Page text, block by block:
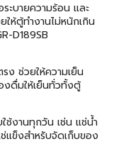
ะบายความร้อน และ
ห้ตู้ทำงานไม่หนักเกิน
D189SB
ง ช่วยให้ความเย็น
องดื่มให้เย็นทั่วทั้งตู้
ช้งานทุกวัน เช่น แช่น้ำ
แข็งสำหรับจัดเก็บของ